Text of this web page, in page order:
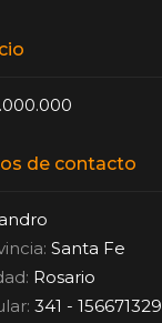
de contacto
Santa Fe
Rosario
341 - 156671329